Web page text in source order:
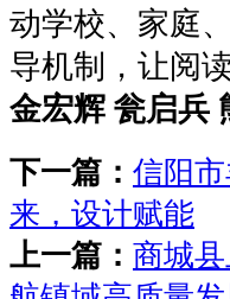
动学校、家庭
导机制，让阅
金宏辉 瓮启兵
下一篇： 信阳
来，设计赋能
上一篇： 商城